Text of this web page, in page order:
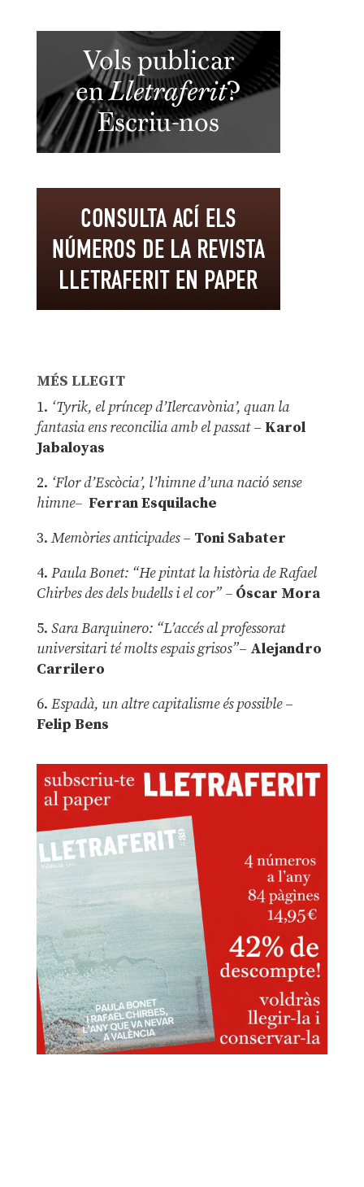
MÉS LLEGIT
1. ‘Tyrik, el príncep d’Ilercavònia’, quan la
fantasia ens reconcilia amb el passat– Karol
Jabaloyas
2. ‘Flor d’Escòcia’, l’himne d’una nació sense
himne– Ferran Esquilache
3. Memòries anticipades– Toni Sabater
4. Paula Bonet: “He pintat la història de Rafael
Chirbes des dels budells i el cor” –Óscar Mora
5. Sara Barquinero: “L’accés al professorat
universitari té molts espais grisos”– Alejandro
Carrilero
6. Espadà, un altre capitalisme és possible –
Felip Bens